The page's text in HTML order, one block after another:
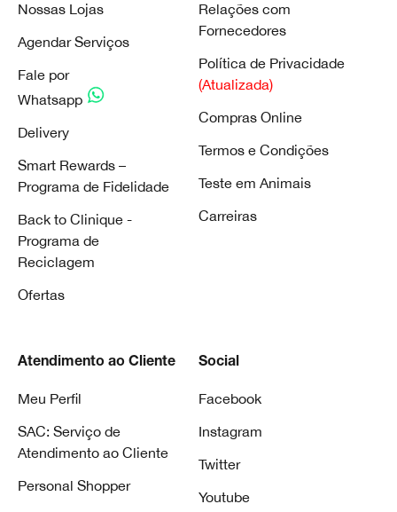
Nossas Lojas
Agendar Serviços
Fale por
Whatsapp
Delivery
Smart Rewards –
Programa de Fidelidade
Back to Clinique -
Programa de
Reciclagem
Ofertas
Relações com
Fornecedores
Política de Privacidade
(Atualizada)
Compras Online
Termos e Condições
Teste em Animais
Carreiras
Atendimento ao Cliente
Meu Perfil
SAC: Serviço de
Atendimento ao Cliente
Personal Shopper
Social
Facebook
Instagram
Twitter
Youtube